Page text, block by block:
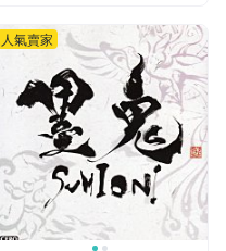
人氣賣家